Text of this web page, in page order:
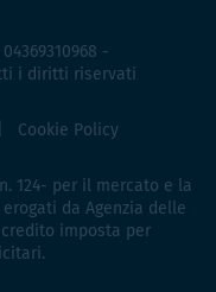
-
i diritti riservati
Cookie Policy
124- per il mercato e la
da Agenzia delle
credito imposta per